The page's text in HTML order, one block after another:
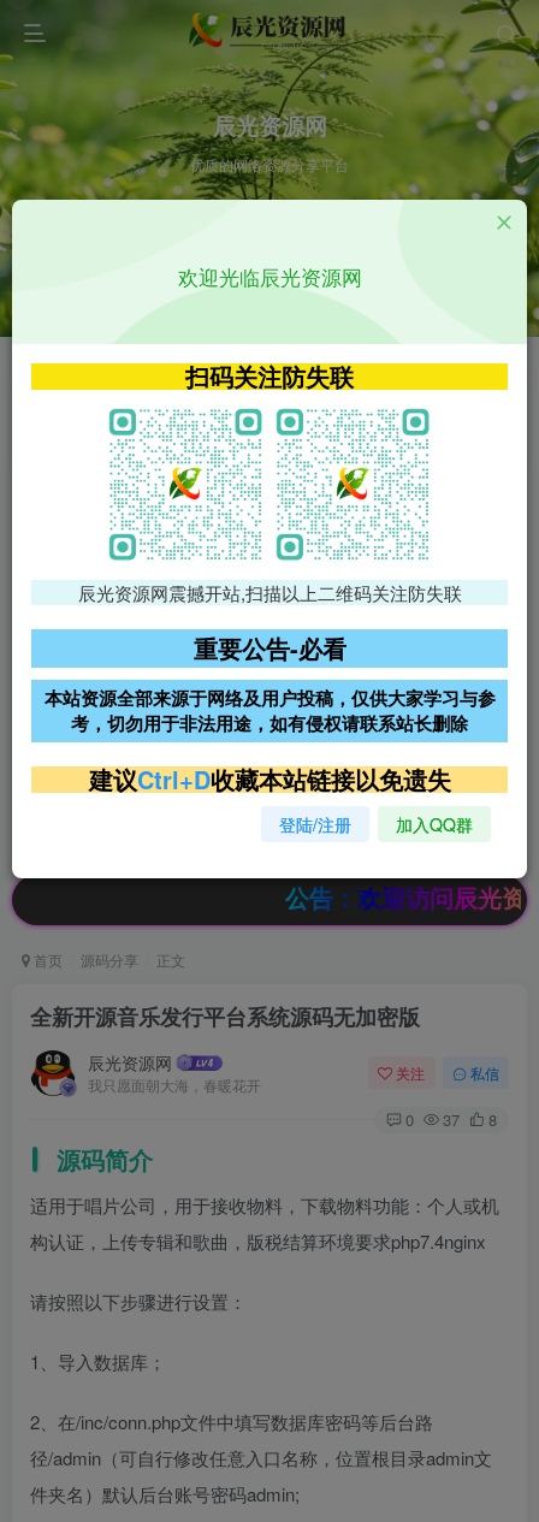
辰光资源网
优质的网络资源分享平台
VIP特权介绍 APP源码
VIP特权介绍
火
VIP特权介绍
影视源码
影视源码
免费领支付宝红包
腾讯轻量4核4G3M服务器38元/
阿里云2核2G200M服务器68元/
年
雨云高防免备案服务器
超低价文字广告位招租 超低价文字广告位招租
超低价文字广告位招租
公告：欢迎访问辰光资源网
首页 源码分享 正文
全新开源音乐发行平台系统源码无加密版
辰光资源网
我只愿面朝大海，春暖花开
关注 私信
0 37 8
源码简介
适用于唱片公司，用于接收物料，下载物料功能：个人或机
构认证，上传专辑和歌曲，版税结算环境要求php7.4nginx
请按照以下步骤进行设置：
1、导入数据库；
2、在/inc/conn.php文件中填写数据库密码等后台路
径/admin（可自行修改任意入口名称，位置根目录admin文
件夹名）默认后台账号密码admin;
欢迎光临辰光资源网
扫码关注防失联
辰光资源网震撼开站,扫描以上二维码关注防失联
重要公告-必看
本站资源全部来源于网络及用户投稿，仅供大家学习与参
考，切勿用于非法用途，如有侵权请联系站长删除
建议Ctrl+D收藏本站链接以免遗失
登陆/注册 加入QQ群